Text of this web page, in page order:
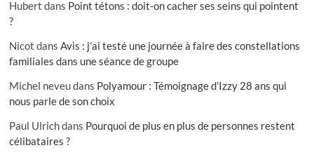
Hubert dans Point tétons : doit-on cacher ses seins qui pointent
?
Nicot dansAvis : j’ai testé une journée à faire des constellations
familiales dans une séance de groupe
Michel neveudans Polyamour : Témoignage d’Izzy 28 ans qui
nous parle de son choix
Paul Ulrichdans Pourquoi de plus en plus de personnes restent
célibataires ?